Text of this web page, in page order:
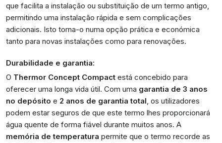
que facilita a instalação ou substituição de um termo antigo,
permitindo uma instalação rápida e sem complicações
adicionais. Isto torna-o numa opção prática e económica
tanto para novas instalações como para renovações.
Durabilidade e garantia:
O Thermor Concept Compact está concebido para
oferecer uma longa vida útil. Com uma garantia de 3 anos
no depósito e 2 anos de garantia total, os utilizadores
podem estar seguros de que este termo lhes proporcionará
água quente de forma fiável durante muitos anos. A
memória de temperatura permite que o termo recorde as